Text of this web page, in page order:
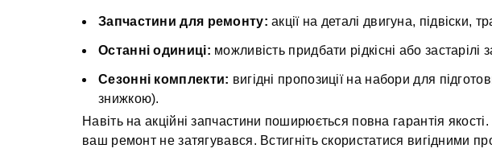
Запчастини для ремонту: акції на деталі двигуна, підвіски,
Останні одиниці: можливість придбати рідкісні або застарілі
Сезонні комплекти: вигідні пропозиції на набори для
знижкою).
Навіть на акційні запчастини поширюється повна гарантія
ваш ремонт не затягувався. Встигніть скористатися вигідними